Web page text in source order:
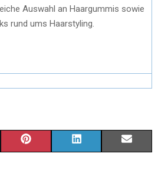
Auswahl an Haargummis sowie
rund ums Haarstyling.